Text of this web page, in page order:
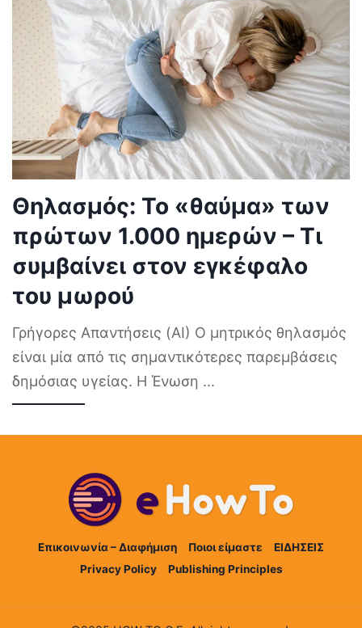
Θηλασμός: Το «θαύμα» των
πρώτων 1.000 ημερών – Τι
συμβαίνει στον εγκέφαλο
του μωρού
Γρήγορες Απαντήσεις (AI) Ο μητρικός θηλασμός
είναι μία από τις σημαντικότερες παρεμβάσεις
δημόσιας υγείας. Η Ένωση ...
Επικοινωνία – Διαφήμιση Ποιοι είμαστε
ΕΙΔΗΣΕΙΣ
Privacy Policy
Publishing Principles